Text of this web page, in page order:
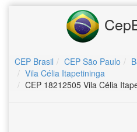
CEP Brasil CEP São Paulo
Vila Célia Itapetininga
CEP 18212505 Vila Célia